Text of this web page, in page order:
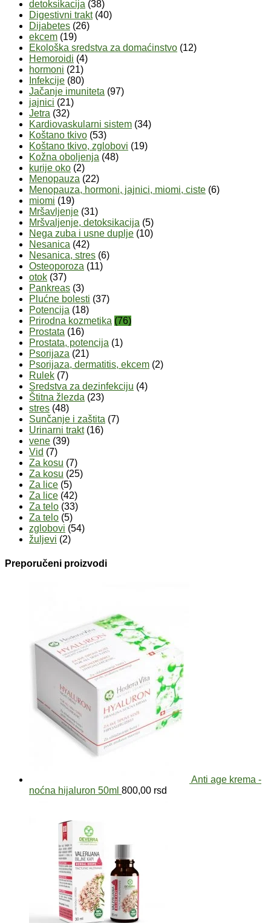
detoksikacija (38)
Digestivni trakt (40)
Dijabetes (26)
ekcem (19)
Ekološka sredstva za domaćinstvo (12)
Hemoroidi (4)
hormoni (21)
Infekcije (80)
Jačanje imuniteta (97)
jajnici (21)
Jetra (32)
Kardiovaskularni sistem (34)
Koštano tkivo (53)
Koštano tkivo, zglobovi (19)
Kožna oboljenja (48)
kurije oko (2)
Menopauza (22)
Menopauza, hormoni, jajnici, miomi, ciste (6)
miomi (19)
Mršavljenje (31)
Mršvaljenje, detoksikacija (5)
Nega zuba i usne duplje (10)
Nesanica (42)
Nesanica, stres (6)
Osteoporoza (11)
otok (37)
Pankreas (3)
Plućne bolesti (37)
Potencija (18)
Prirodna kozmetika (76)
Prostata (16)
Prostata, potencija (1)
Psorijaza (21)
Psorijaza, dermatitis, ekcem (2)
Rulek (7)
Sredstva za dezinfekciju (4)
Štitna žlezda (23)
stres (48)
Sunčanje i zaštita (7)
Urinarni trakt (16)
vene (39)
Vid (7)
Za kosu (7)
Za kosu (25)
Za lice (5)
Za lice (42)
Za telo (33)
Za telo (5)
zglobovi (54)
žuljevi (2)
Preporučeni proizvodi
Anti age krema -
noćna hijaluron 50ml 800,00 rsd